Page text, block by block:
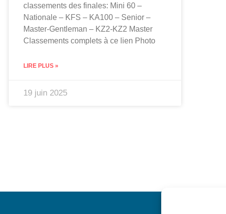
classements des finales: Mini 60 –
Nationale – KFS – KA100 – Senior –
Master-Gentleman – KZ2-KZ2 Master
Classements complets à ce lien Photo
LIRE PLUS »
19 juin 2025